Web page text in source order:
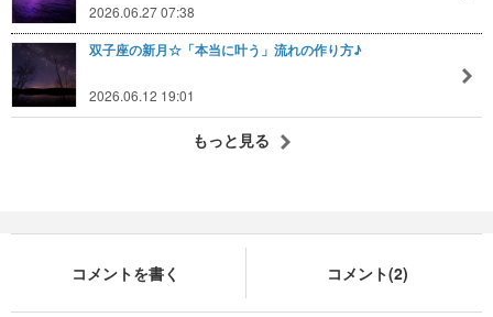
2026.06.27 07:38
双子座の新月☆「本当に叶う」流れの作り方♪
2026.06.12 19:01
もっと見る
コメントを書く コメント(2)